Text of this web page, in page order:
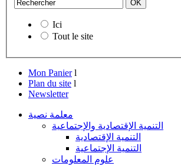
Ici
Tout le site
Mon Panier l
Plan du site l
Newsletter
معلمة نصية
التنمية الإقتصادية والإجتماعية
التنمية الإقتصادية
التنمية الإجتماعية
علوم المعلومات